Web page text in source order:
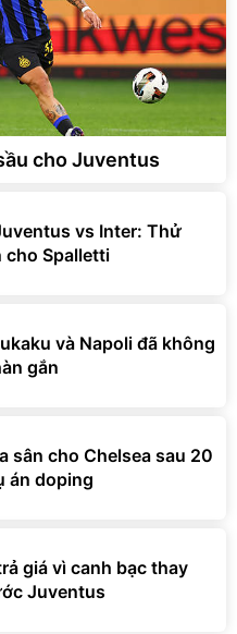
cho Juventus
vs Inter: Thử
cho Spalletti
và Napoli đã không
gắn
sân cho Chelsea sau 20
án doping
giá vì canh bạc thay
Juventus